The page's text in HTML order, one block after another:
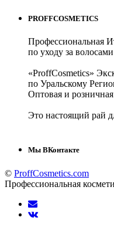
PROFFCOSMETICS
Профессиональная
по уходу за
«ProffCosmetics»
по Уральскому
Оптовая и
Это настоящий рай
Мы ВКонтакте
© ProffCosmetics.com
Профессиональная